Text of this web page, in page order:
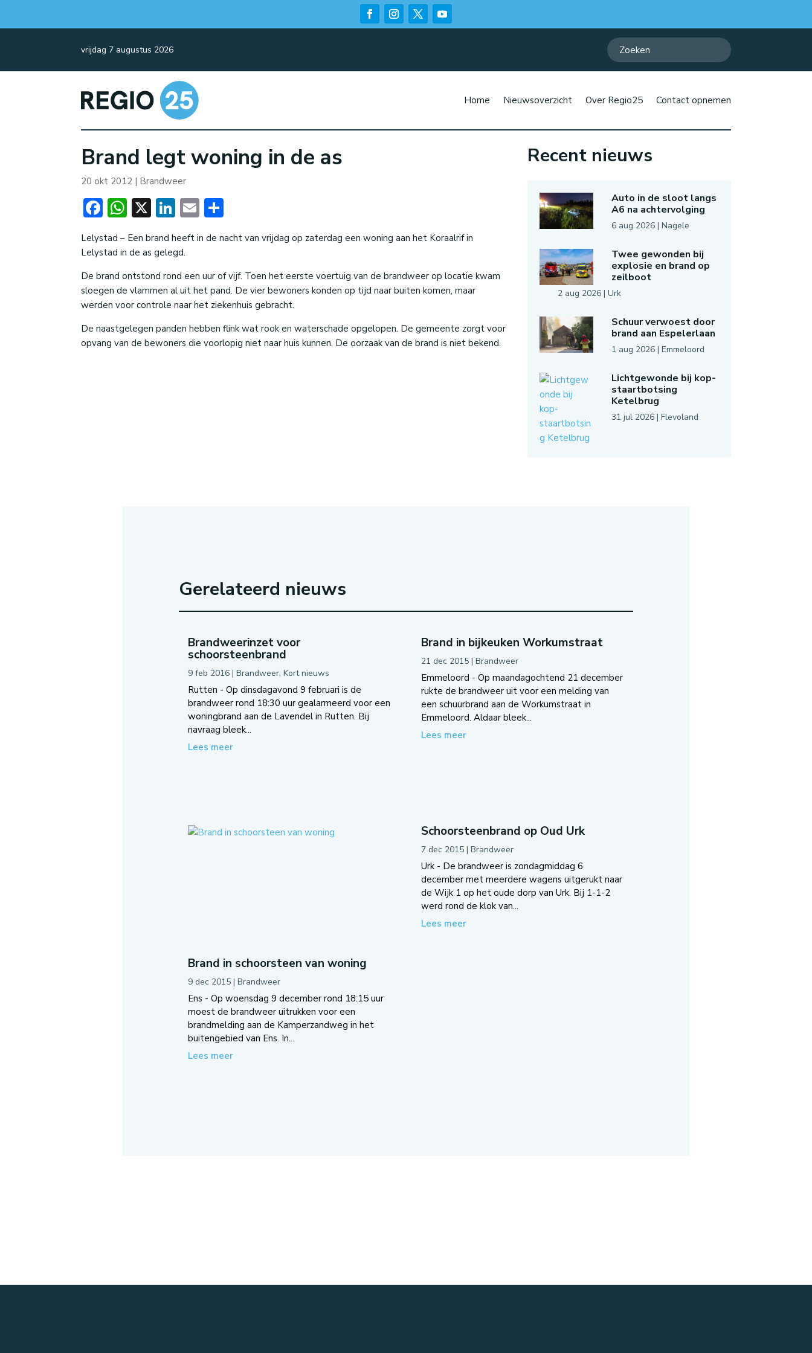
vrijdag 7 augustus 2026
Home Nieuwsoverzicht Over Regio25 Contact opnemen
Brand legt woning in de as
20 okt 2012 | Brandweer
Facebook
WhatsApp
X LinkedIn
Email
Lelystad – Een brand heeft in de nacht van vrijdag op zaterdag een woning aan het Koraalrif in
Lelystad in de as gelegd.
De brand ontstond rond een uur of vijf. Toen het eerste voertuig van de brandweer op locatie kwam
sloegen de vlammen al uit het pand. De vier bewoners konden op tijd naar buiten komen, maar
werden voor controle naar het ziekenhuis gebracht.
De naastgelegen panden hebben flink wat rook en waterschade opgelopen. De gemeente zorgt voor
opvang van de bewoners die voorlopig niet naar huis kunnen. De oorzaak van de brand is niet bekend.
Recent nieuws
Auto in de sloot langs
A6 na achtervolging
6 aug 2026| Nagele
Twee gewonden bij
explosie en brand op
zeilboot
2 aug 2026| Urk
Schuur verwoest door
brand aan Espelerlaan
1 aug 2026| Emmeloord
Lichtgewonde bij kop-
staartbotsing
Ketelbrug
31 jul 2026| Flevoland
Gerelateerd nieuws
Brandweerinzet voor
schoorsteenbrand
9 feb 2016| Brandweer, Kort nieuws
Rutten - Op dinsdagavond 9 februari is de
brandweer rond 18:30 uur gealarmeerd voor een
woningbrand aan de Lavendel in Rutten. Bij
navraag bleek...
Lees meer
Brand in bijkeuken Workumstraat
21 dec 2015| Brandweer
Emmeloord - Op maandagochtend 21 december
rukte de brandweer uit voor een melding van
een schuurbrand aan de Workumstraat in
Emmeloord. Aldaar bleek...
Lees meer
Brand in schoorsteen van woning
9 dec 2015| Brandweer
Ens - Op woensdag 9 december rond 18:15 uur
moest de brandweer uitrukken voor een
brandmelding aan de Kamperzandweg in het
buitengebied van Ens. In...
Lees meer
Schoorsteenbrand op Oud Urk
7 dec 2015| Brandweer
Urk - De brandweer is zondagmiddag 6
december met meerdere wagens uitgerukt naar
de Wijk 1 op het oude dorp van Urk. Bij 1-1-2
werd rond de klok van...
Lees meer